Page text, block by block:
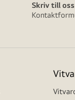
Skriv till oss